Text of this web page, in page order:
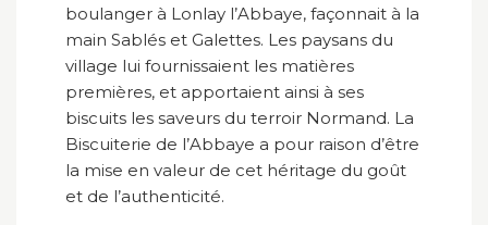
boulanger à Lonlay l’Abbaye, façonnait à la
main Sablés et Galettes. Les paysans du
village lui fournissaient les matières
premières, et apportaient ainsi à ses
biscuits les saveurs du terroir Normand. La
Biscuiterie de l’Abbaye a pour raison d’être
la mise en valeur de cet héritage du goût
et de l’authenticité.